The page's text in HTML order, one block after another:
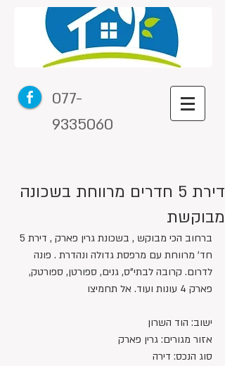
077-
9335060
דירת 5 חדרים מרווחת בשכונה
מבוקשת
חד' מרווחת עם מרפסת גדולה ונהדרת . פונה
לדרום. קרובה לבתי"ס, גנים, ספורטן, ספורטק,
פארק 4 עונות ועוד. אל תחמיצו
ישוב: הוד השרון
אזור מגורים: גרין פארק
סוג הנכס: דירה